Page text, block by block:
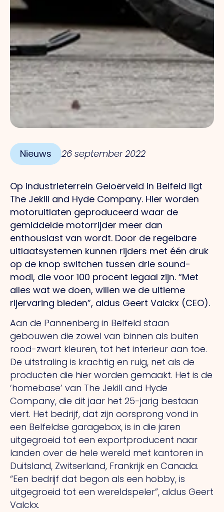
Nieuws 26 september 2022
Op industrieterrein Geloërveld in Belfeld ligt
The Jekill and Hyde Company. Hier worden
motoruitlaten geproduceerd waar de
gemiddelde motorrijder meer dan
enthousiast van wordt. Door de regelbare
uitlaatsystemen kunnen rijders met één druk
op de knop switchen tussen drie sound-
modi, die voor 100 procent legaal zijn. “Met
alles wat we doen, willen we de ultieme
rijervaring bieden”, aldus Geert Valckx (CEO).
Aan de Pannenberg in Belfeld staan
gebouwen die zowel van binnen als buiten
rood-zwart kleuren, tot het interieur aan toe.
De uitstraling is krachtig en ruig, net als de
producten die hier worden gemaakt. Het is de
‘homebase’ van The Jekill and Hyde
Company, die dit jaar het 25-jarig bestaan
viert. Het bedrijf, dat zijn oorsprong vond in
een Belfeldse garagebox, is in die jaren
uitgegroeid tot een exportproducent naar
landen over de hele wereld met kantoren in
Duitsland, Zwitserland, Frankrijk en Canada.
“Een bedrijf dat begon als een hobby, is
uitgegroeid tot een wereldspeler”, aldus Geert
Valckx.